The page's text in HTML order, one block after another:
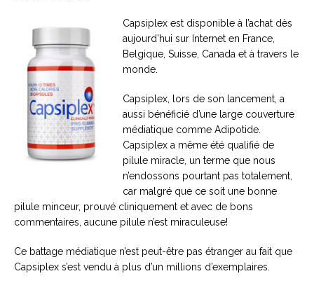
Capsiplex est disponible à l’achat dès
aujourd’hui sur Internet en France,
Belgique, Suisse, Canada et à travers le
monde.
Capsiplex, lors de son lancement, a
aussi bénéficié d’une large couverture
médiatique comme Adipotide.
Capsiplex a même été qualifié de
pilule miracle, un terme que nous
n’endossons pourtant pas totalement,
car malgré que ce soit une bonne
pilule minceur, prouvé cliniquement et avec de bons
commentaires, aucune pilule n’est miraculeuse!
Ce battage médiatique n’est peut-être pas étranger au fait que
Capsiplex s’est vendu à plus d’un millions d’exemplaires.